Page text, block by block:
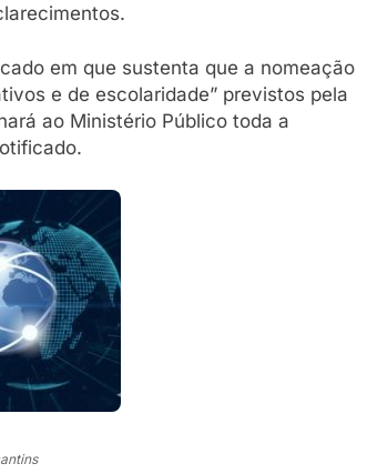
em que sustenta que a nomeação
e de escolaridade” previstos pela
ao Ministério Público toda a